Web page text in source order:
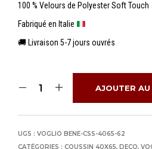
100 % Velours de Polyester Soft Touch
Fabriqué en Italie
🚚 Livraison 5-7 jours ouvrés
AJOUTER AU
UGS : VOGLIO BENE-CSS-4065-62
CATÉGORIES : COUSSIN 40X65, DECO,